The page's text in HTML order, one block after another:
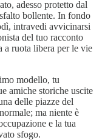
adesso protetto dal
bollente. In fondo
intravedi avvicinarsi
del tuo racconto
a ruota libera per le vie
modello, tu
amiche storiche uscite
delle piazze del
ma niente è
e la tua
sfogo.